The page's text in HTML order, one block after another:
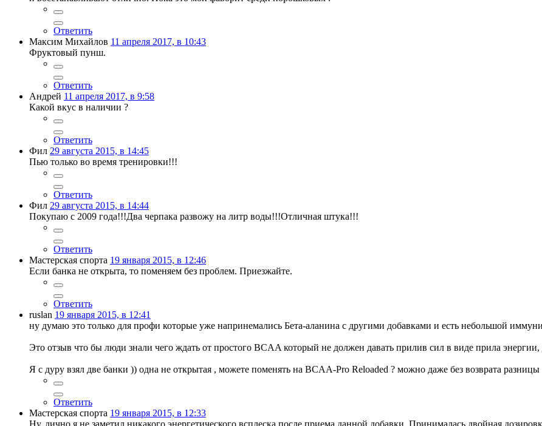
Ответить
Максим Михайлов 11 апреля 2017, в 10:43
Фруктовый пунш.
Ответить
Андрей 11 апреля 2017, в 9:58
Какой вкус в наличии ?
Ответить
Фил 29 августа 2015, в 14:45
Пью только во время тренировки!!!
Ответить
Фил 29 августа 2015, в 14:44
Покупаю с 2009 года!!!Два черпака развожу на литр воды!!!Отличная штука!!!
Ответить
Мастерская спорта 19 января 2015, в 12:46
Если банка не открыта, то поменяем без проблем. Приезжайте.
Ответить
ruslan 19 января 2015, в 12:41
ну думаю это только для профи которые уже напринемались Бета-аланина с другими добавками и есть небольшой
Это отзыв что бы люди знали чего ждать от простого BCAA который не должен давать прилив сил в виде прила энергии,
Я с дуру взял две банки )) одна не открытая , можете поменять на BCAA-Pro Reloaded ? можно даже без возврата разницы
Ответить
Мастерская спорта 19 января 2015, в 12:33
Ну, лично я не заметил никакого энергетического всплеска после приема данной добавки. Принималась двойная